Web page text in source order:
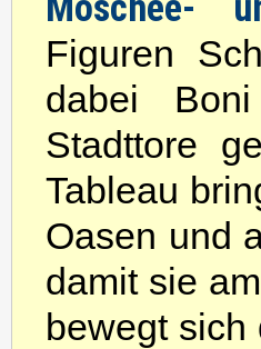
Figuren
dabei
Stadttore
Tableau
Oasen und
damit sie
bewegt